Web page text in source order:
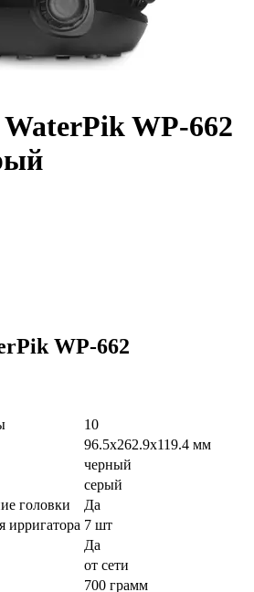
WP-662
WP-662
10
96.5x262.9x119.4 мм
черный
серый
головки
Да
ирригатора 7 шт
Да
от сети
700 грамм